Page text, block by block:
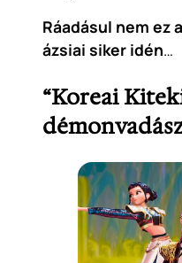
Ráadásul nem ez
ázsiai siker idén…
“Koreai